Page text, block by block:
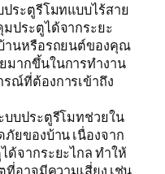
ประตูรีโมทแบบไร้สาย
ประตูได้จากระยะ
านหรือรถยนต์ของคุณ
มากขึ้นในการทำงาน
ณ์ที่ต้องการเข้าถึง
บบประตูรีโมทช่วยใน
ยของบ้าน เนื่องจาก
จากระยะไกล ทำให้
ที่อาจมีความเสี่ยง เช่น